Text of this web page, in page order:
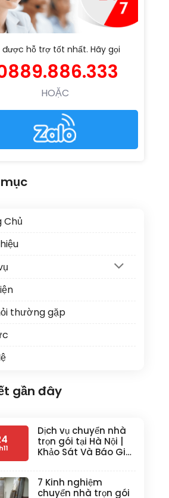
được hỗ trợ tốt nhất. Hãy gọi
HOẶC
Chủ
thường gặp
gần đây
Dịch vụ chuyển nhà
trọn gói tại Hà Nội |
Khảo Sát Và Báo Giá
có
bình
7 Kinh nghiệm
chuyển nhà trọn gói